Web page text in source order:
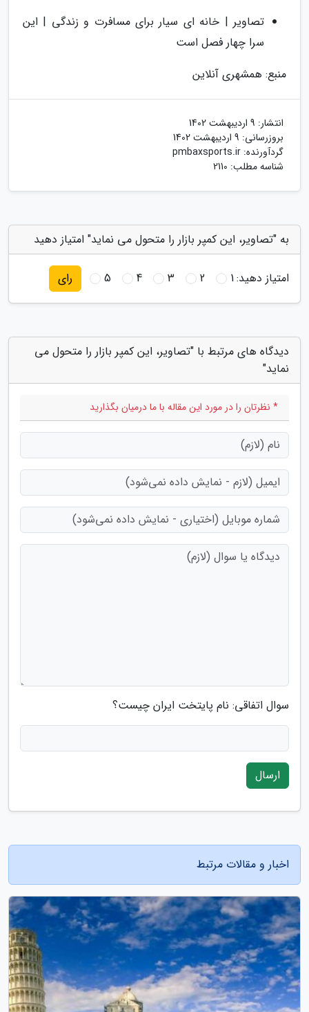
تصاویر | خانه ای سیار برای مسافرت و زندگی | این
سرا چهار فصل است
منبع: همشهری آنلاین
انتشار: 9 اردیبهشت 1402
بروزرسانی: 9 اردیبهشت 1402
گردآورنده: pmbaxsports.ir
شناسه مطلب: 2110
به "تصاویر، این کمپر بازار را متحول می نماید" امتیاز دهید
امتیاز دهید:1
2
3
4
5 رای
دیدگاه های مرتبط با "تصاویر، این کمپر بازار را متحول می
نماید"
* نظرتان را در مورد این مقاله با ما درمیان بگذارید
سوال اتفاقی: نام پایتخت ایران چیست؟
ارسال
اخبار و مقالات مرتبط